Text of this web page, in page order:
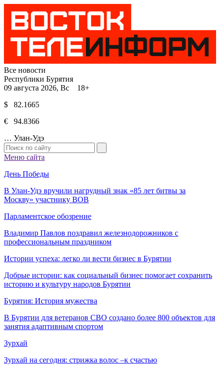
Все новости
Республики Бурятия
09 августа 2026, Вс 18+
$ 82.1665
€ 94.8366
… Улан-Удэ
Меню сайта
День Победы
В Улан-Удэ вручили нагрудный знак «85 лет битвы за
Москву» участнику ВОВ
Парламентское обозрение
Владимир Павлов поздравил железнодорожников с
профессиональным праздником
Истории успеха: легко ли вести бизнес в Бурятии
Добрые истории: как социальный бизнес помогает сохранить
историю и культуру народов Бурятии
Бурятия: История мужества
В Бурятии для ветеранов СВО создано более 800 объектов для
занятия адаптивным спортом
Зурхай
Зурхай на сегодня: стрижка волос –к счастью